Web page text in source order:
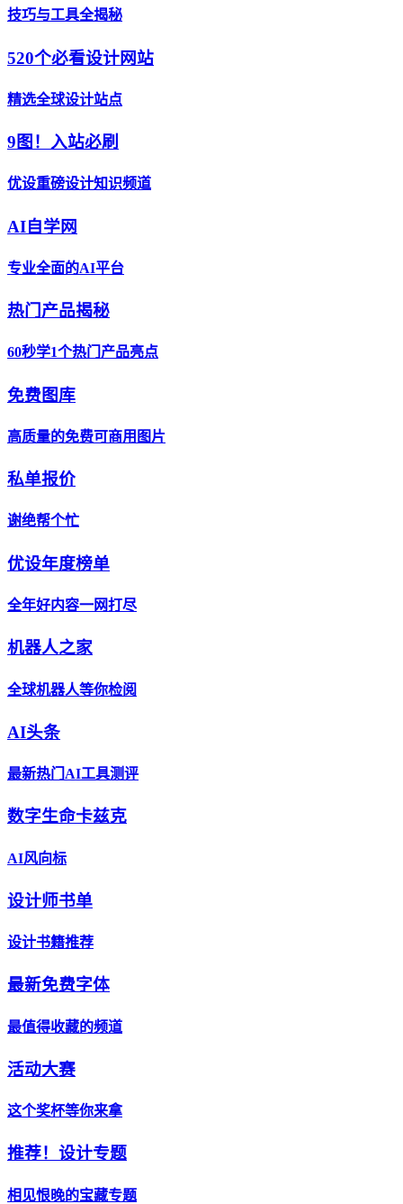
技巧与工具全揭秘
520个必看设计网站
精选全球设计站点
9图！入站必刷
优设重磅设计知识频道
AI自学网
专业全面的AI平台
热门产品揭秘
60秒学1个热门产品亮点
免费图库
高质量的免费可商用图片
私单报价
谢绝帮个忙
优设年度榜单
全年好内容一网打尽
机器人之家
全球机器人等你检阅
AI头条
最新热门AI工具测评
数字生命卡兹克
AI风向标
设计师书单
设计书籍推荐
最新免费字体
最值得收藏的频道
活动大赛
这个奖杯等你来拿
推荐！设计专题
相见恨晚的宝藏专题